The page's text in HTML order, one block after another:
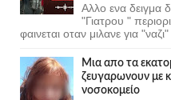
Αλλο ενα δειγμα
"Γιατρου "
φαινεται οταν μιλανε για "ναζι"
Μια απο τα
ζευγαρωνουν με
νοσοκομείο